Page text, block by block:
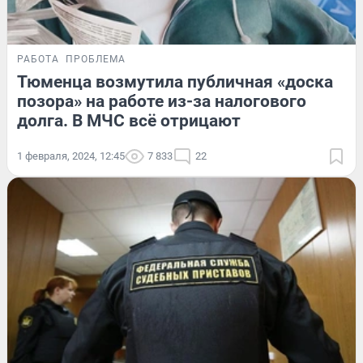
РАБОТА ПРОБЛЕМА
Тюменца возмутила публичная «доска
позора» на работе из-за налогового
долга. В МЧС всё отрицают
1 февраля, 2024, 12:45 7 833 22